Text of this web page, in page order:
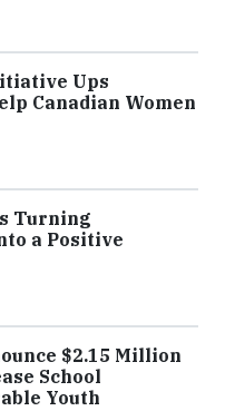
Ups
Canadian Women
Turning
a Positive
$2.15 Million
School
Youth